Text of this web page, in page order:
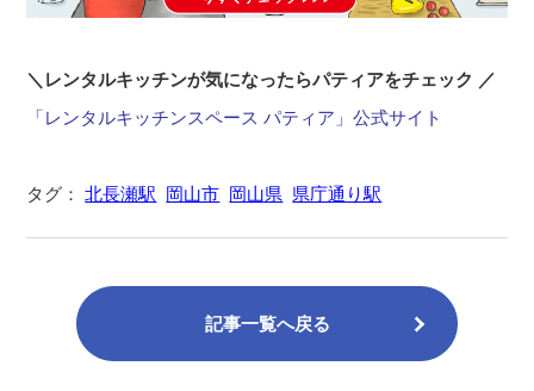
＼レンタルキッチンが気になったらパティアをチェック ／
「レンタルキッチンスペース パティア」公式サイト
タグ： 北長瀬駅 岡山市 岡山県 県庁通り駅
記事一覧へ戻る